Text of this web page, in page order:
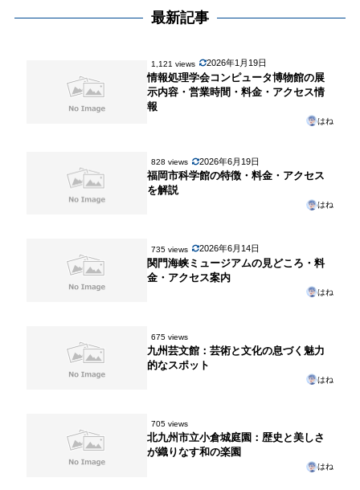
最新記事
1,121 views 2026年1月19日
情報処理学会コンピュータ博物館の展
示内容・営業時間・料金・アクセス情
報
はね
828 views 2026年6月19日
福岡市科学館の特徴・料金・アクセス
を解説
はね
735 views 2026年6月14日
関門海峡ミュージアムの見どころ・料
金・アクセス案内
はね
675 views
九州芸文館：芸術と文化の息づく魅力
的なスポット
はね
705 views
北九州市立小倉城庭園：歴史と美しさ
が織りなす和の楽園
はね